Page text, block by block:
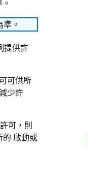
。
提供許
可供所
少許
可，則
的 啟動或